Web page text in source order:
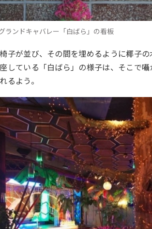
ランドキャバレー「白ばら」の看板
子が並び、その間を埋めるように椰子
している「白ばら」の様子は、そこで
るよう。